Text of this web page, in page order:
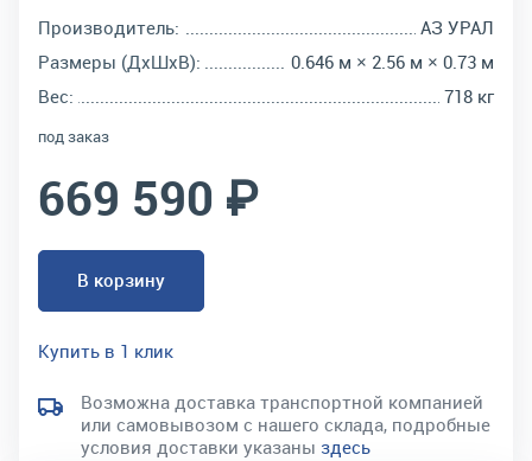
Производитель:
АЗ УРАЛ
Размеры (ДхШхВ):
0.646 м × 2.56 м × 0.73 м
Вес:
718 кг
под заказ
669 590 ₽
В корзину
Купить в 1 клик
Возможна доставка транспортной компанией
или самовывозом с нашего склада, подробные
условия доставки указаны здесь